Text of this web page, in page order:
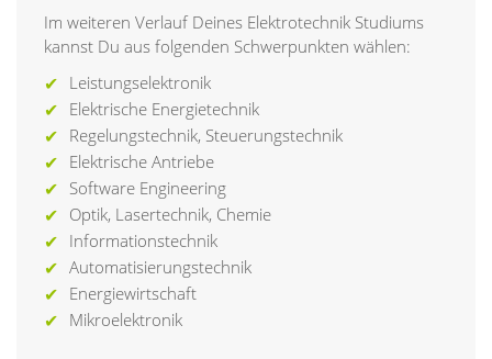
Im weiteren Verlauf Deines Elektrotechnik Studiums
kannst Du aus folgenden Schwerpunkten wählen:
Leistungselektronik
Elektrische Energietechnik
Regelungstechnik, Steuerungstechnik
Elektrische Antriebe
Software Engineering
Optik, Lasertechnik, Chemie
Informationstechnik
Automatisierungstechnik
Energiewirtschaft
Mikroelektronik